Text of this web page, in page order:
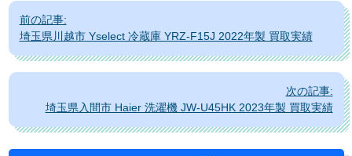
投
稿
ナ
ビ
ー
シ
前の記事:
埼玉県川越市 Yselect 冷蔵庫 YRZ-F15J 2022年製 買取実績
次の記事:
埼玉県入間市 Haier 洗濯機 JW-U45HK 2023年製 買取実績